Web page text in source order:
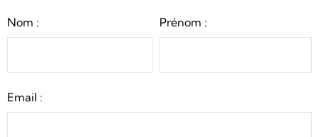
Nom : Prénom :
Email :